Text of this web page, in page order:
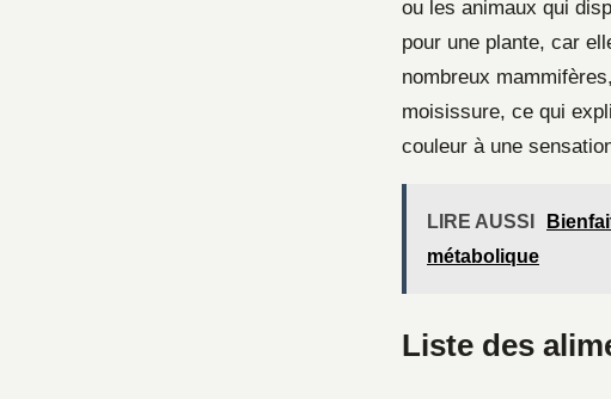
ou les animaux qui
pour une plante, car
nombreux
moisissure, ce qui
couleur à une
LIRE AUSSI
métabolique
Liste des